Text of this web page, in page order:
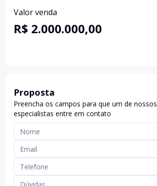
Valor venda
R$ 2.000.000,00
Proposta
Preencha os campos para que um de nossos
especialistas entre em contato